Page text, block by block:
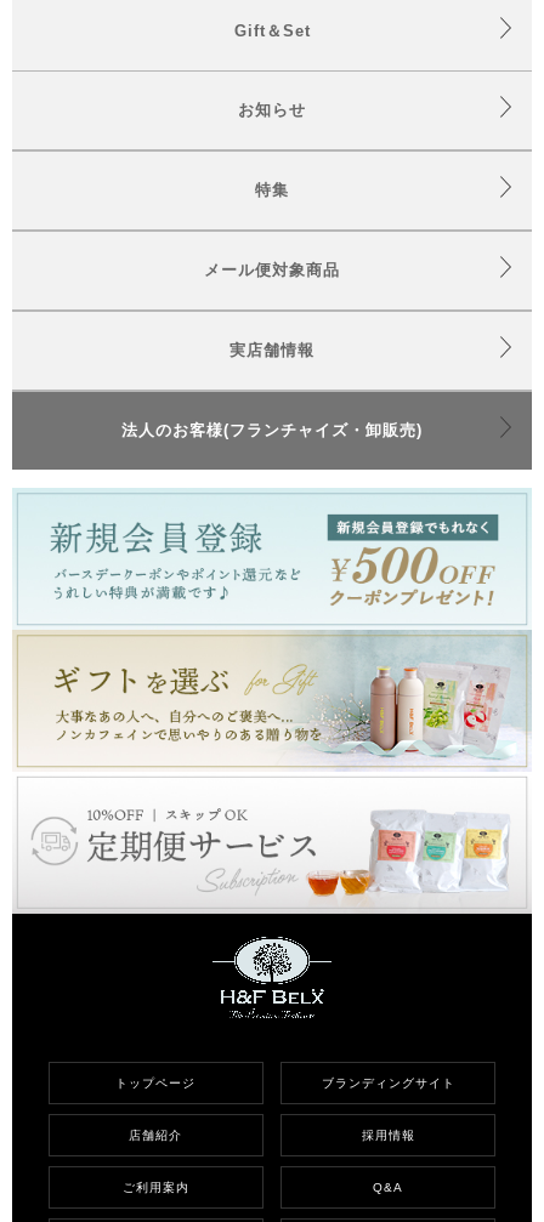
Gift＆Set
お知らせ
特集
メール便対象商品
実店舗情報
法人のお客様(フランチャイズ・卸販売)
トップページ ブランディングサイト
店舗紹介 採用情報
ご利用案内 Q&A